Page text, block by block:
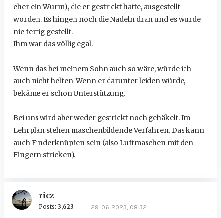
eher ein Wurm), die er gestrickt hatte, ausgestellt
worden. Es hingen noch die Nadeln dran und es wurde
nie fertig gestellt.
Ihm war das völlig egal.
Wenn das bei meinem Sohn auch so wäre, würde ich
auch nicht helfen. Wenn er darunter leiden würde,
bekäme er schon Unterstützung.
Bei uns wird aber weder gestrickt noch gehäkelt. Im
Lehrplan stehen maschenbildende Verfahren. Das kann
auch Finderknüpfen sein (also Luftmaschen mit den
Fingern stricken).
ricz
Posts: 3,623 29. 06. 2023, 08:32